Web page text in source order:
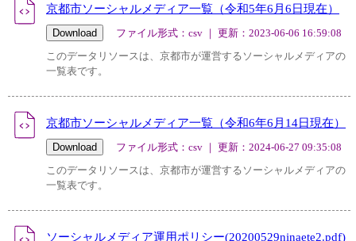
京都市ソーシャルメディア一覧（令和5年6月6日現在）
ファイル形式：csv ｜ 更新：2023-06-06 16:59:08
このデータリソースは、京都市が運営するソーシャルメディアの
一覧表です。
京都市ソーシャルメディア一覧（令和6年6月14日現在）
ファイル形式：csv ｜ 更新：2024-06-27 09:35:08
このデータリソースは、京都市が運営するソーシャルメディアの
一覧表です。
ソーシャルメディア運用ポリシー(20200529ninaete2.pdf)